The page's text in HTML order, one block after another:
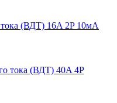
(ВДТ) 16A 2P 10мА